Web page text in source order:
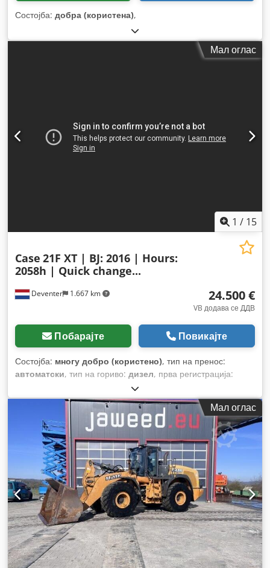
Состојба: добра (користена),
Мал оглас
1 / 15
Deventer 1.667 km
Case 21F XT | BJ: 2016 | Hours:
2058h | Quick change...
24.500 €
VB додава се ДДВ
Побарајте Повикајте
Состојба: многу добро (користено), тип на пренос:
автоматски, тип на гориво: дизел, прва регистрација:
, Година на изградба:2016
h, Опрема:кабина,
Мал оглас